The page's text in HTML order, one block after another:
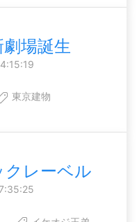
場誕生
東京建物
クレーベル